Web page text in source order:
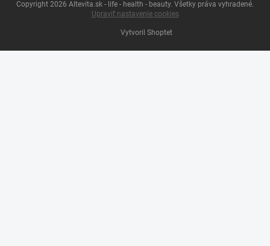
Vytvoril Shoptet
Copyright 2026 Altevita.sk - life - health - beauty. Všetky práva vyhradené.
Upraviť nastavenie cookies